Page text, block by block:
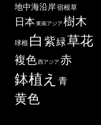
地中海沿岸宿根草
日本 東南アジア 樹木
球根 白 紫緑草花
複色西アジア 赤
鉢植え 青
黄色